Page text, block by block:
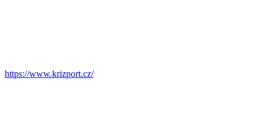
https://www.krizport.cz/